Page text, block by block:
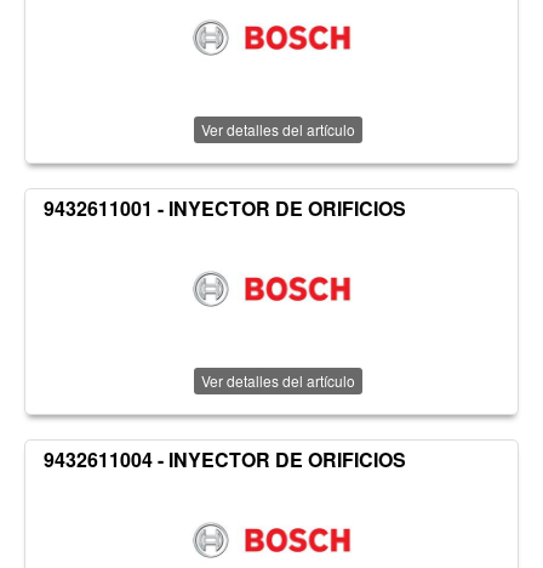
Ver detalles del artículo
9432611001 - INYECTOR DE ORIFICIOS
Ver detalles del artículo
9432611004 - INYECTOR DE ORIFICIOS